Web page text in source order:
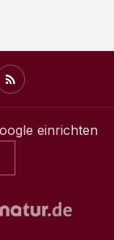
einrichten